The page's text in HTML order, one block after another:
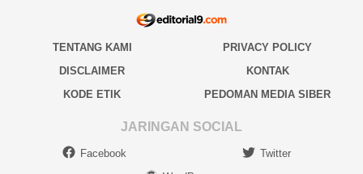
TENTANG KAMI
PRIVACY POLICY
DISCLAIMER
KONTAK
KODE ETIK
PEDOMAN MEDIA SIBER
JARINGAN SOCIAL
Facebook
Twitter